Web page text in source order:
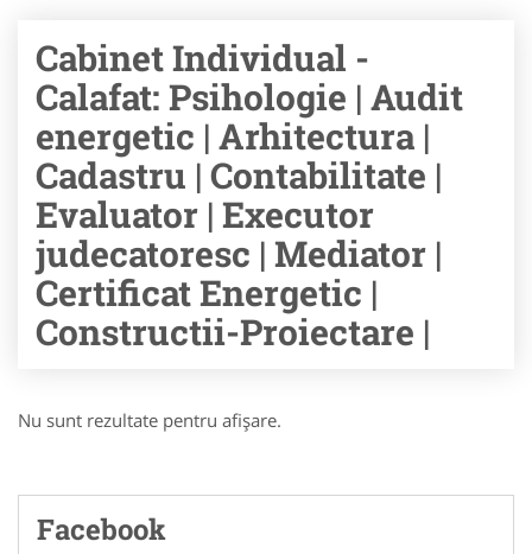
Cabinet Individual -
Calafat: Psihologie | Audit
energetic | Arhitectura |
Cadastru | Contabilitate |
Evaluator | Executor
judecatoresc | Mediator |
Certificat Energetic |
Constructii-Proiectare |
Nu sunt rezultate pentru afişare.
Facebook